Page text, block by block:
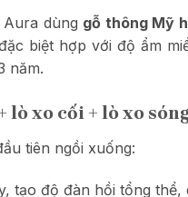
dùng gỗ thông Mỹ
biệt hợp với độ ẩm
năm.
xo cối + lò xo
tiên ngồi xuống:
tạo độ đàn hồi tổng